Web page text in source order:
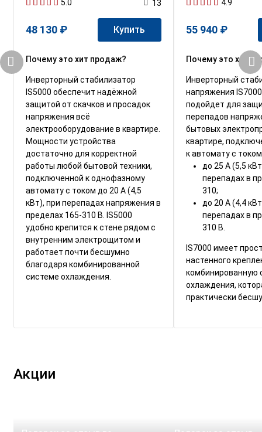
5.0 13
48 130 ₽ Купить
Почему это хит продаж?
Инверторный стабилизатор
IS5000 обеспечит надёжной
защитой от скачков и просадок
напряжения всё
электрооборудование в квартире.
Мощности устройства
достаточно для корректной
работы любой бытовой техники,
подключенной к однофазному
автомату с током до 20 А (4,5
кВт), при перепадах напряжения в
пределах 165-310 В. IS5000
удобно крепится к стене рядом с
внутренним электрощитом и
работает почти бесшумно
благодаря комбинированной
системе охлаждения.
4.9
55 940 ₽
Почему это хит
Инверторный
напряжения
подойдет для
перепадов
бытовых
квартире,
к автомату с
до 25 А (5,5
перепадах в
310;
до 20 А (4,4
перепадах в
310 В.
IS7000 имеет
настенного
комбинированную
охлаждения,
практически
Акции